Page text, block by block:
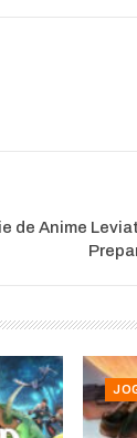
de Anime